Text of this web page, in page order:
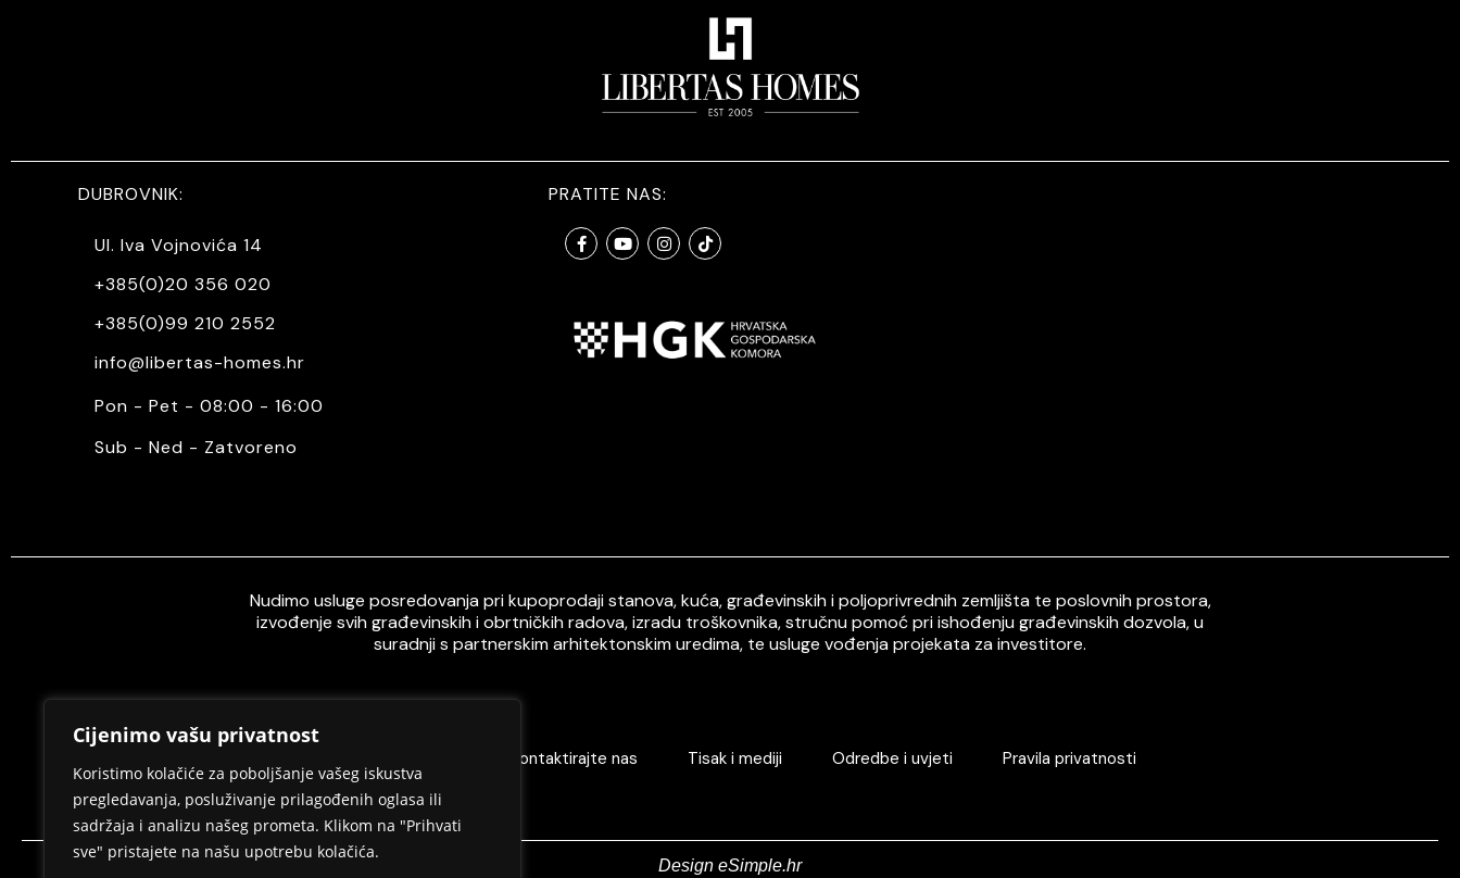
Cijenimo vašu privatnost
Koristimo kolačiće za poboljšanje vašeg iskustva
pregledavanja, posluživanje prilagođenih oglasa ili
sadržaja i analizu našeg prometa. Klikom na "Prihvati
sve" pristajete na našu upotrebu kolačića.
DUBROVNIK:
Ul. Iva Vojnovića 14
+385(0)20 356 020
+385(0)99 210 2552
info@libertas-homes.hr
Pon - Pet - 08:00 - 16:00
Sub - Ned - Zatvoreno
PRATITE NAS:
Nudimo usluge posredovanja pri kupoprodaji stanova, kuća, građevinskih i poljoprivrednih zemljišta te poslovnih prostora,
izvođenje svih građevinskih i obrtničkih radova, izradu troškovnika, stručnu pomoć pri ishođenju građevinskih dozvola, u
suradnji s partnerskim arhitektonskim uredima, te usluge vođenja projekata za investitore.
Kontaktirajte nas Tisak i mediji Odredbe i uvjeti Pravila privatnosti
Design eSimple.hr